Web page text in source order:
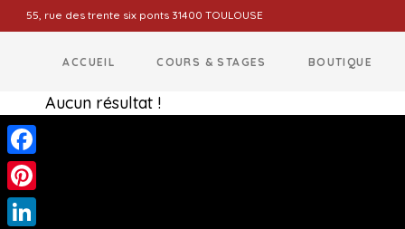
55, rue des trente six ponts 31400 TOULOUSE
ACCUEIL COURS & STAGES BOUTIQUE
Aucun résultat !
Facebook
Pinterest